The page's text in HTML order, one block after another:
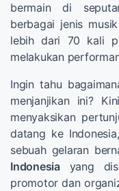
bermain di
berbagai jenis
lebih dari 70 kali
melakukan
Ingin tahu
menjanjikan ini?
menyaksikan
datang ke
sebuah gelaran
Indonesiayang
promotor dan